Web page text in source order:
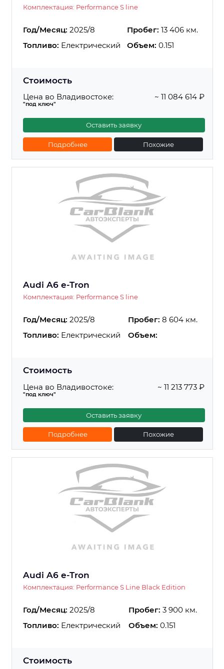
Комплектация: Performance S line
Год/Месяц: 2025/8 Пробег: 13 406 км.
Топливо: Електрический Объем: 0.151
Стоимость
Цена во Владивостоке:
"под ключ"
~ 11 084 614 ₽
Оставить заявку
Подробнее Похожие
Audi A6 e-Tron
Комплектация: Performance S line
Год/Месяц: 2025/8 Пробег: 8 604 км.
Топливо: Електрический Объем:
Стоимость
Цена во Владивостоке:
"под ключ"
~ 11 213 773 ₽
Оставить заявку
Подробнее Похожие
Audi A6 e-Tron
Комплектация: Performance S Line Black Edition
Год/Месяц: 2025/8 Пробег: 3 900 км.
Топливо: Електрический Объем: 0.151
Стоимость